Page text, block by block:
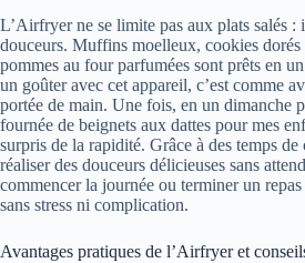
L’Airfryer ne se limite pas aux plats salés :
douceurs. Muffins moelleux, cookies dorés
pommes au four parfumées sont prêts en
un goûter avec cet appareil, c’est comme
portée de main. Une fois, en un dimanche
fournée de beignets aux dattes pour mes
surpris de la rapidité. Grâce à des temps
réaliser des douceurs délicieuses sans
commencer la journée ou terminer un
sans stress ni complication.
Avantages pratiques de l’Airfryer et